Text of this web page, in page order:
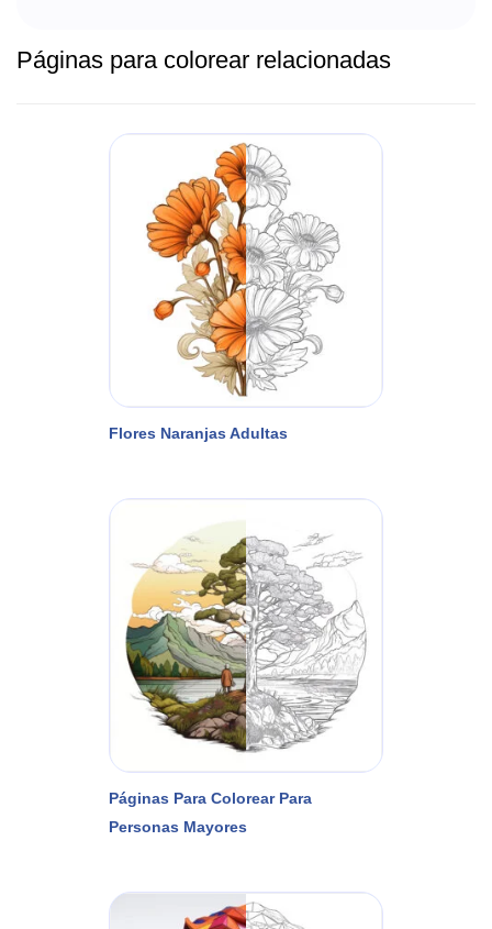
Páginas para colorear relacionadas
Flores Naranjas Adultas
Páginas Para Colorear Para
Personas Mayores